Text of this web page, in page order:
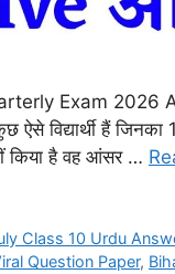
Exam 2026
विद्यार्थी हैं
किया है वह आंसर …
Class 10 Urdu
Question Paper,